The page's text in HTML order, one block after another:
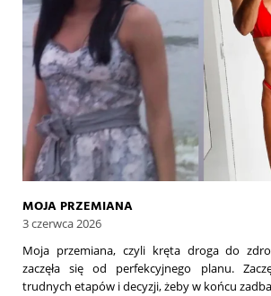
MOJA PRZEMIANA
3 czerwca 2026
Moja przemiana, czyli kręta droga do
zaczęła się od perfekcyjnego planu.
trudnych etapów i decyzji, żeby w końcu